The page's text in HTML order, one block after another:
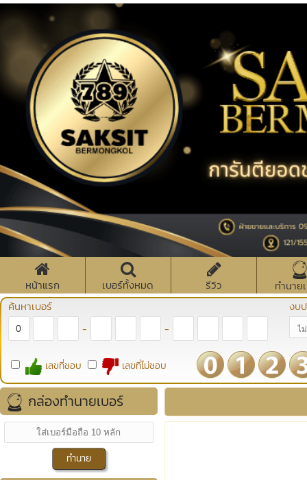
หน้าแรก เบอร์ทั้งหมด รีวิว
ทำนาย
ค้นหาเบอร์
- -
งบ
เลขที่ชอบ เลขที่ไม่ชอบ
กล่องทำนายเบอร์